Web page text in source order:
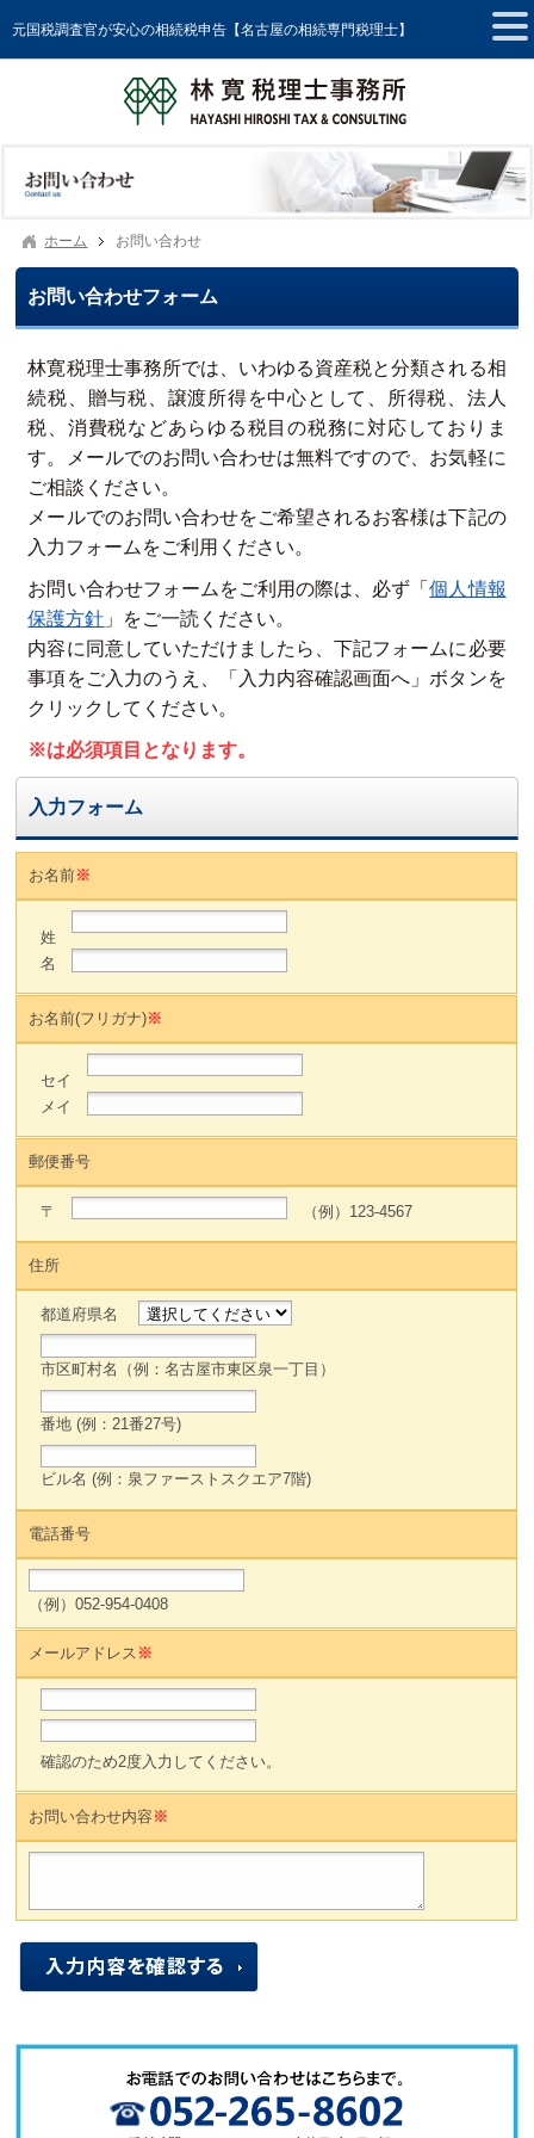
元国税調査官が安心の相続税申告【名古屋の相続専門税理士】
ホーム お問い合わせ
お問い合わせフォーム
林寛税理士事務所では、いわゆる資産税と分類される相
続税、贈与税、譲渡所得を中心として、所得税、法人
税、消費税などあらゆる税目の税務に対応しておりま
す。メールでのお問い合わせは無料ですので、お気軽に
ご相談ください。
メールでのお問い合わせをご希望されるお客様は下記の
入力フォームをご利用ください。
お問い合わせフォームをご利用の際は、必ず「個人情報
保護方針 」をご一読ください。
内容に同意していただけましたら、下記フォームに必要
事項をご入力のうえ、「入力内容確認画面へ」ボタンを
クリックしてください。
※は必須項目となります。
入力フォーム
お名前※
姓
名
お名前(フリガナ)※
セイ
メイ
郵便番号
〒 （例）123-4567
住所
都道府県名
市区町村名 （例：名古屋市東区泉一丁目）
番地 (例：21番27号)
ビル名(例：泉ファーストスクエア7階)
電話番号
（例）052-954-0408
メールアドレス ※
確認のため2度入力してください。
お問い合わせ内容 ※